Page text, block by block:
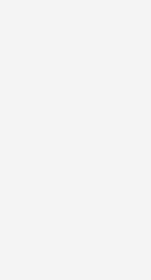
geringere
einige große
Vorjahr. Doch